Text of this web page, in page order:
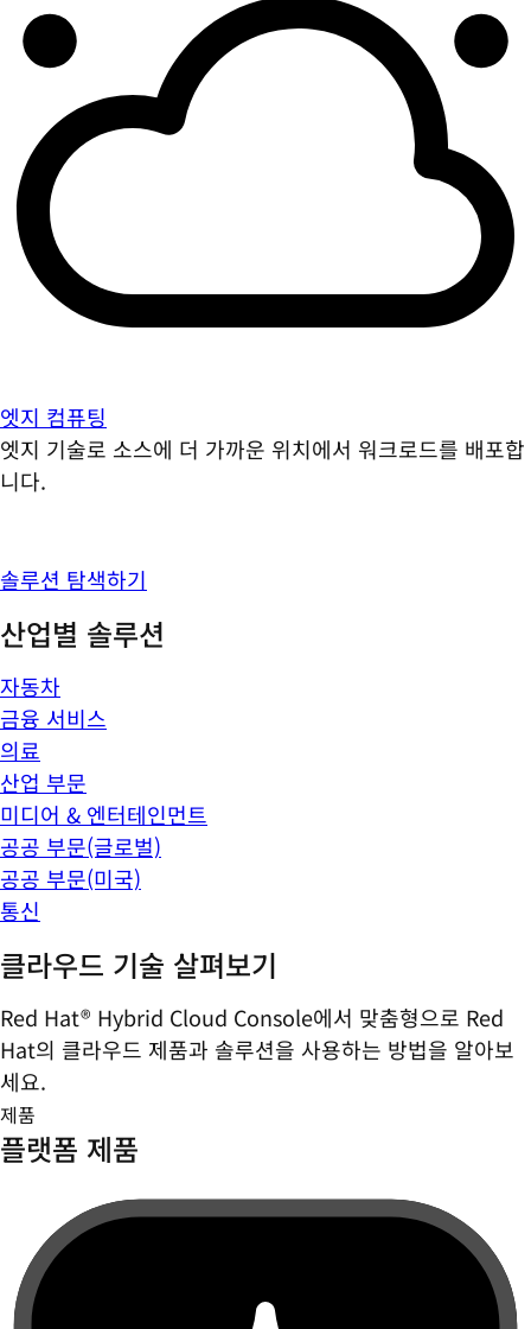
엣지 컴퓨팅
엣지 기술로 소스에 더 가까운 위치에서 워크로드를 배포합
니다.
솔루션 탐색하기
산업별 솔루션
자동차
금융 서비스
의료
산업 부문
미디어 & 엔터테인먼트
공공 부문(글로벌)
공공 부문(미국)
통신
클라우드 기술 살펴보기
Red Hat® Hybrid Cloud Console에서 맞춤형으로 Red
Hat의 클라우드 제품과 솔루션을 사용하는 방법을 알아보
세요.
제품
플랫폼 제품